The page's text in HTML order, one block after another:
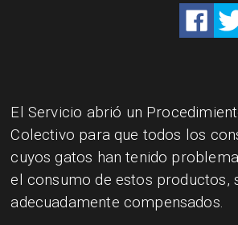
El Servicio abrió un
Colectivo para que todos los
cuyos gatos han tenido
el consumo de estos productos,
adecuadamente compensados.